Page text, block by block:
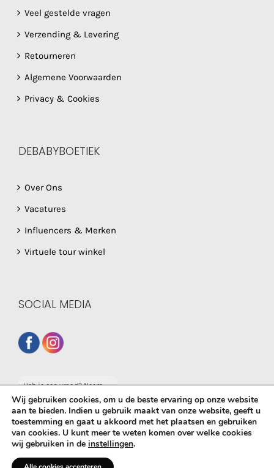
Veel gestelde vragen
Verzending & Levering
Retourneren
Algemene Voorwaarden
Privacy & Cookies
DEBABYBOETIEK
Over Ons
Vacatures
Influencers & Merken
Virtuele tour winkel
SOCIAL MEDIA
© Copyright 2026 De Babyboetiek | Powered byMplusKASSA
Woocommerce&WooCommerce Kassasysteem
Heb je een vraag? Neem
dan gerust contact op
met onze whatsapp
service!
Wij gebruiken cookies, om u de beste ervaring op onze website
aan te bieden. Indien u gebruik maakt van onze website, geeft u
toestemming en gaat u akkoord met het plaatsen en gebruiken
van cookies. U kunt meer te weten komen over welke cookies
wij gebruiken in de instellingen.